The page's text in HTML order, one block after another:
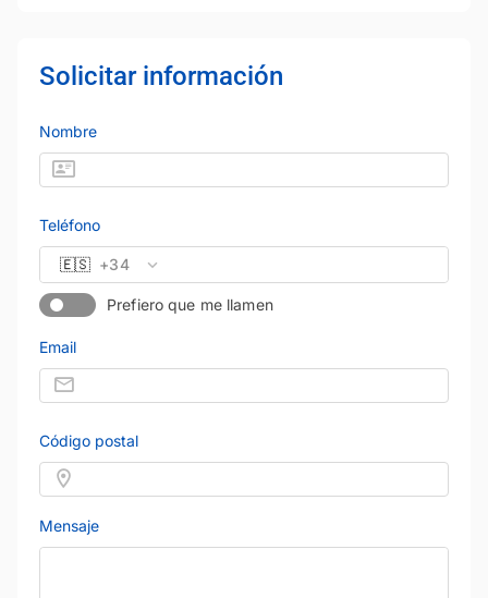
Solicitar información
Nombre
Teléfono
🇪🇸 +34
Prefiero que me llamen
Email
Código postal
Mensaje